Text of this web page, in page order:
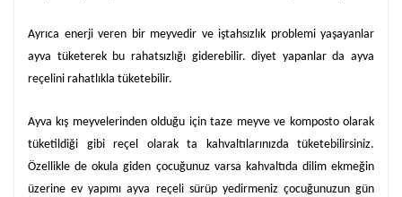
Ayrıca enerji veren bir meyvedir ve iştahsızlık problemi yaşayanlar
ayva tüketerek bu rahatsızlığı giderebilir. diyet yapanlar da ayva
reçelini rahatlıkla tüketebilir.
Ayva kış meyvelerinden olduğu için taze meyve ve komposto olarak
tüketildiği gibi reçel olarak ta kahvaltılarınızda tüketebilirsiniz.
Özellikle de okula giden çocuğunuz varsa kahvaltıda dilim ekmeğin
üzerine ev yapımı ayva reçeli sürüp yedirmeniz çocuğunuzun gün